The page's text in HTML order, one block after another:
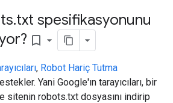
.txt spesifikasyonunu
bookmark_border
, Robot Hariç Tutma
Yani Google'ın tarayıcıları, bir
sitenin robots.txt dosyasını indirip